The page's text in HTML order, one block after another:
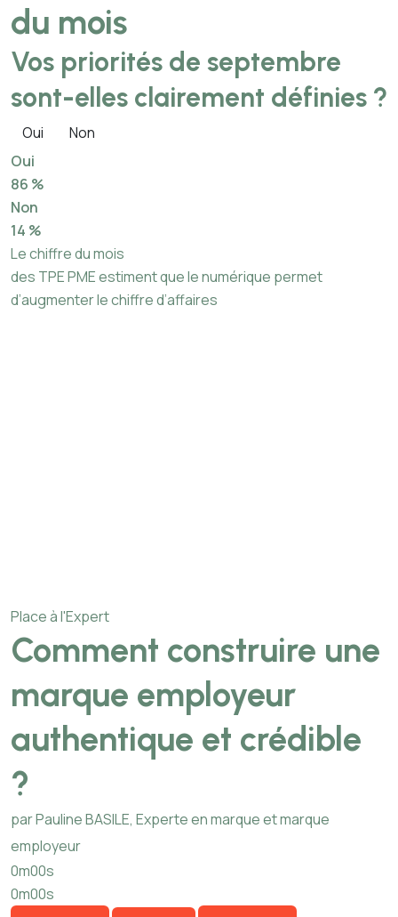
du mois
Vos priorités de septembre
sont-elles clairement définies ?
Oui
Non
Oui
86 %
Non
14 %
Le chiffre du mois
des TPE PME estiment que le numérique permet
d’augmenter le chiffre d’affaires
Place à l'Expert
Comment construire une
marque employeur
authentique et crédible
?
par Pauline BASILE, Experte en marque et marque
employeur
0m00s
0m00s